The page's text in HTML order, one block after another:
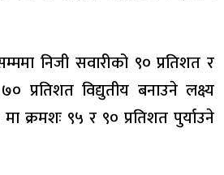
निजी सवारीको ९० प्रतिशत र
प्रतिशत विद्युतीय बनाउने लक्ष्य
क्रमशः ९५ र ९० प्रतिशत पुर्याउने